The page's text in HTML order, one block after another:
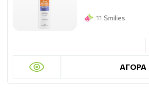
11 Smilies
ΑΓΟΡΑ